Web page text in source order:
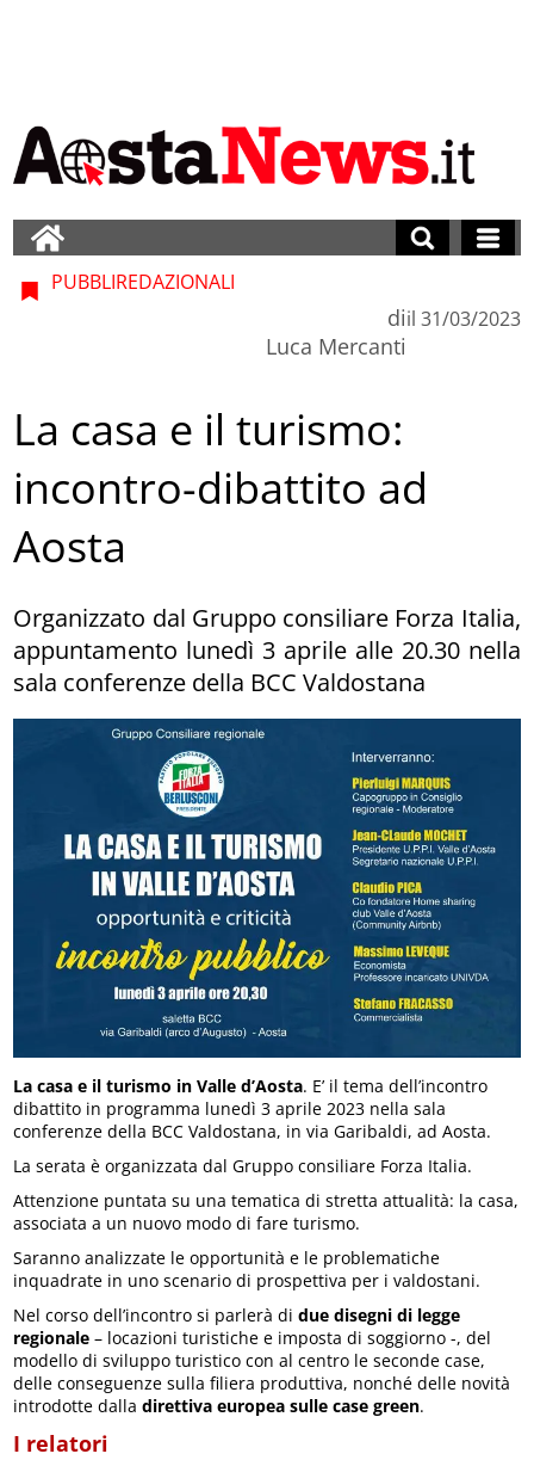
PUBBLIREDAZIONALI
di
Luca Mercanti
il 31/03/2023
La casa e il turismo:
incontro-dibattito ad
Aosta
Organizzato dal Gruppo consiliare Forza Italia,
appuntamento lunedì 3 aprile alle 20.30 nella
sala conferenze della BCC Valdostana
La casa e il turismo in Valle d’Aosta. E’ il tema dell’incontro
dibattito in programma lunedì 3 aprile 2023 nella sala
conferenze della BCC Valdostana, in via Garibaldi, ad Aosta.
La serata è organizzata dal Gruppo consiliare Forza Italia.
Attenzione puntata su una tematica di stretta attualità: la casa,
associata a un nuovo modo di fare turismo.
Saranno analizzate le opportunità e le problematiche
inquadrate in uno scenario di prospettiva per i valdostani.
Nel corso dell’incontro si parlerà didue disegni di legge
regionale – locazioni turistiche e imposta di soggiorno -, del
modello di sviluppo turistico con al centro le seconde case,
delle conseguenze sulla filiera produttiva, nonché delle novità
introdotte dalladirettiva europea sulle case green.
I relatori